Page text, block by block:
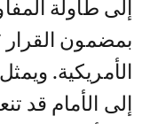
إلى طاولة
الأمريكية.
إلى الأمام قد